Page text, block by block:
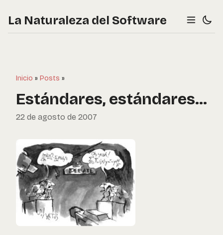
La Naturaleza del Software
Inicio » Posts »
Estándares, estándares...
22 de agosto de 2007